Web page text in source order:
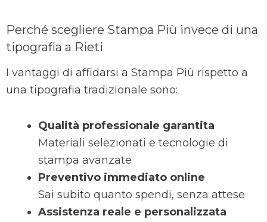
Perché scegliere Stampa Più invece di una
tipografia a Rieti
I vantaggi di affidarsi a Stampa Più rispetto a
una tipografia tradizionale sono:
Qualità professionale garantita
Materiali selezionati e tecnologie di
stampa avanzate
Preventivo immediato online
Sai subito quanto spendi, senza attese
Assistenza reale e personalizzata